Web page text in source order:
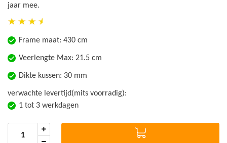
jaar mee.
Frame maat: 430 cm
Veerlengte Max: 21.5 cm
Dikte kussen: 30 mm
verwachte levertijd(mits voorradig):
1 tot 3 werkdagen